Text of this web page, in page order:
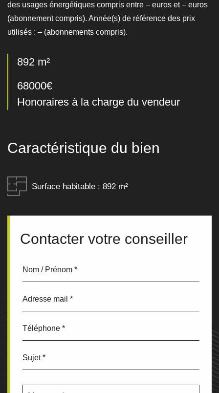
des usages énergétiques compris entre – euros et – euros
(abonnement compris). Année(s) de référence des prix
utilisés : – (abonnements compris).
892 m²
68000€
Honoraires à la charge du vendeur
Caractéristique du bien
Surface habitable : 892 m²
Contacter votre conseiller